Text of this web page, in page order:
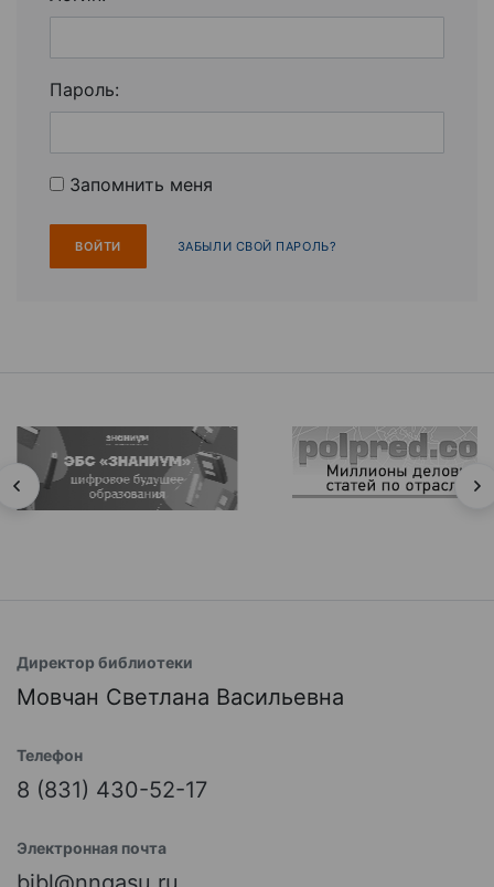
Пароль:
Запомнить меня
ЗАБЫЛИ СВОЙ ПАРОЛЬ?
Директор библиотеки
Мовчан Светлана Васильевна
Телефон
8 (831) 430-52-17
Электронная почта